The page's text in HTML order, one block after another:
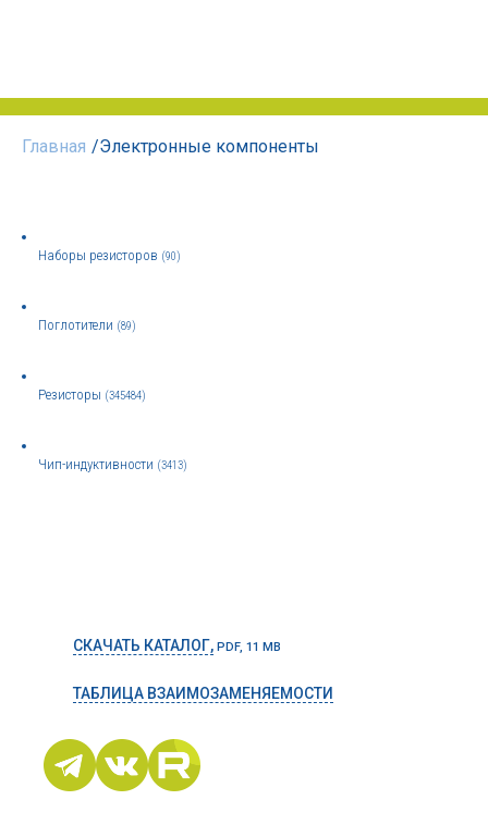
Главная /Электронные компоненты
Наборы резисторов (90)
Поглотители (89)
Резисторы (345484)
Чип-индуктивности (3413)
СКАЧАТЬ КАТАЛОГ, PDF, 11 MB
ТАБЛИЦА ВЗАИМОЗАМЕНЯЕМОСТИ